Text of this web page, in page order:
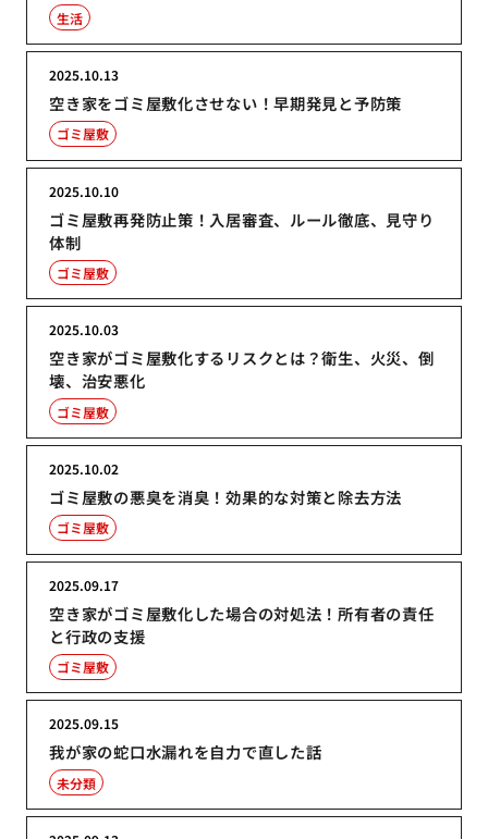
生活
空き家をゴミ屋敷化させない！早期発見と予防策
2025.10.13
ゴミ屋敷
ゴミ屋敷再発防止策！入居審査、ルール徹底、見守り
体制
2025.10.10
ゴミ屋敷
空き家がゴミ屋敷化するリスクとは？衛生、火災、倒
壊、治安悪化
2025.10.03
ゴミ屋敷
ゴミ屋敷の悪臭を消臭！効果的な対策と除去方法
2025.10.02
ゴミ屋敷
空き家がゴミ屋敷化した場合の対処法！所有者の責任
と行政の支援
2025.09.17
ゴミ屋敷
我が家の蛇口水漏れを自力で直した話
2025.09.15
未分類